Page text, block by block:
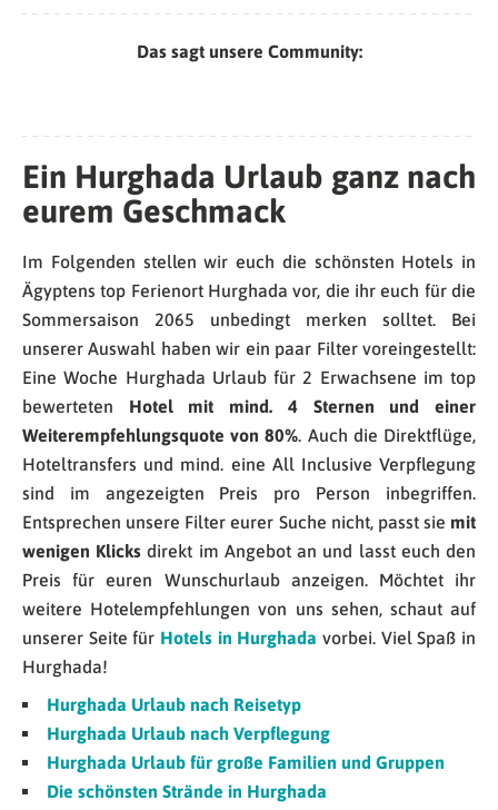
Das sagt unsere Community:
Ein Hurghada Urlaub ganz nach
eurem Geschmack
Im Folgenden stellen wir euch die schönsten Hotels in
Ägyptens top Ferienort Hurghada vor, die ihr euch für die
Sommersaison 2065 unbedingt merken solltet. Bei
unserer Auswahl haben wir ein paar Filter voreingestellt:
Eine Woche Hurghada Urlaub für 2 Erwachsene im top
bewerteten Hotel mit mind. 4 Sternen und einer
Weiterempfehlungsquote von 80%. Auch die Direktflüge,
Hoteltransfers und mind. eine All Inclusive Verpflegung
sind im angezeigten Preis pro Person inbegriffen.
Entsprechen unsere Filter eurer Suche nicht, passt sie mit
wenigen Klicks direkt im Angebot an und lasst euch den
Preis für euren Wunschurlaub anzeigen. Möchtet ihr
weitere Hotelempfehlungen von uns sehen, schaut auf
unserer Seite für Hotels in Hurghada vorbei. Viel Spaß in
Hurghada!
Hurghada Urlaub nach Reisetyp
Hurghada Urlaub nach Verpflegung
Hurghada Urlaub für große Familien und Gruppen
Die schönsten Strände in Hurghada